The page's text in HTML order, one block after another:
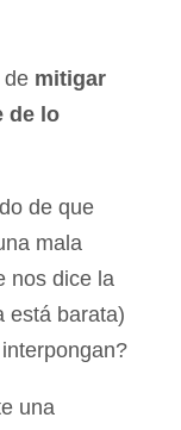
de mitigar
de lo
de que
mala
nos dice la
está barata)
una